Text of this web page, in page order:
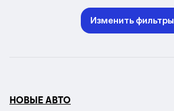
Изменить фильтры
НОВЫЕ АВТО